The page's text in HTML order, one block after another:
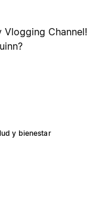
Channel!
y bienestar